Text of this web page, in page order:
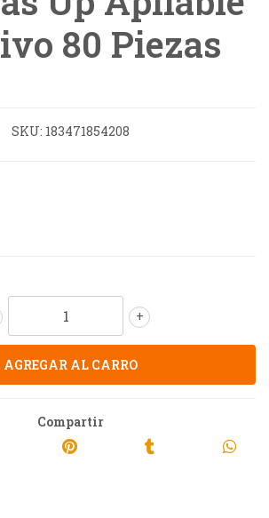
80 Piezas
SKU: 183471854208
+
Compartir